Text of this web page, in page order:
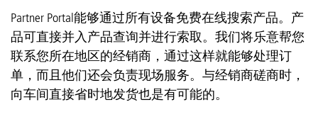
Partner Portal能够通过所有设备免费在线搜索产品。产
品可直接并入产品查询并进行索取。我们将乐意帮您
联系您所在地区的经销商，通过这样就能够处理订
单，而且他们还会负责现场服务。与经销商磋商时，
向车间直接省时地发货也是有可能的。